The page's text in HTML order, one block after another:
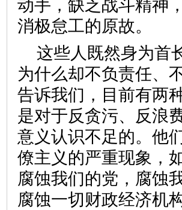
动手，缺乏战斗精神
消极怠工的原故。
这些人既然身为首
为什么却不负责任、
告诉我们，目前有两
是对于反贪污、反浪
意义认识不足的。他
僚主义的严重现象，
腐蚀我们的党，腐蚀
腐蚀一切财政经济机